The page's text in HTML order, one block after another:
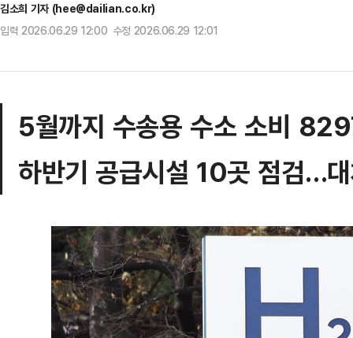
김소희 기자 (hee@dailian.co.kr)
입력 2026.06.29 12:00 수정 2026.06.29 12:01
5월까지 수송용 수소 소비
하반기 공급시설 10곳 점검…